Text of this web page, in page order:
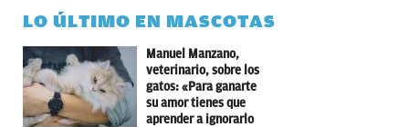
LO ÚLTIMO EN MASCOTAS
Manuel Manzano,
veterinario, sobre los
gatos: «Para ganarte
su amor tienes que
aprender a ignorarlo